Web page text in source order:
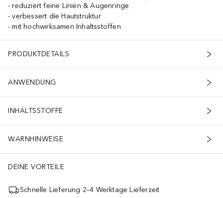
reduziert feine Linien & Augenringe
verbessert die Hautstruktur
mit hochwirksamen Inhaltsstoffen
PRODUKTDETAILS
ANWENDUNG
INHALTSSTOFFE
WARNHINWEISE
DEINE VORTEILE
Schnelle Lieferung 2–4 Werktage Lieferzeit